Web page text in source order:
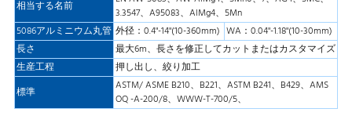
相当する名前
3.3547、A95083、AlMg4、5Mn
5086アルミニウム丸管 外径：0.4"-14"(10-360mm) WA：0.04"-1.18"(10-30mm)
長さ
最大6m、長さを修正してカットまたはカスタマイズ
生産工程
押し出し、絞り加工
標準
ASTM/ ASME B210、B221、ASTM B241、B429、AMS
OQ -A-200/8、WWW-T-700/5、